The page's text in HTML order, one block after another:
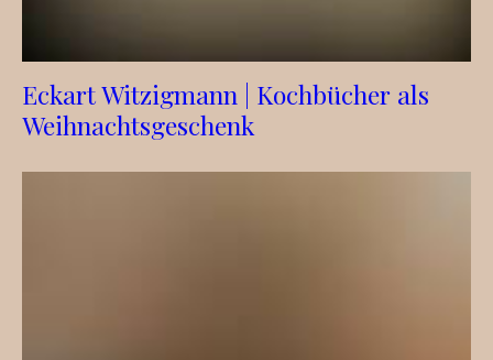
Eckart Witzigmann | Kochbücher als
Weihnachtsgeschenk